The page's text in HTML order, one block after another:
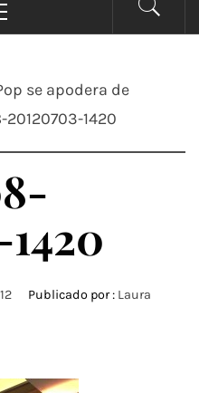
se apodera de
1420
Publicado por : Laura